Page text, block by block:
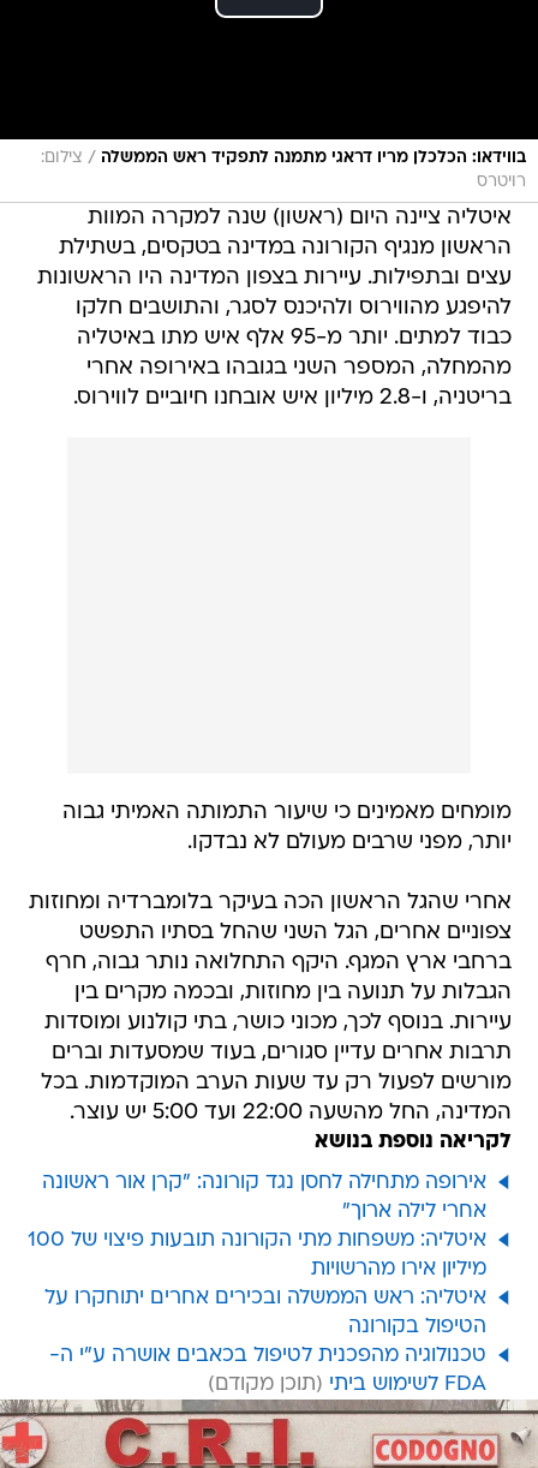
בווידאו: הכלכלן מריו דראגי מתמנה לתפקיד ראש הממשלה / צילום:
רויטרס
איטליה ציינה היום (ראשון) שנה למקרה המוות
הראשון מנגיף הקורונה במדינה בטקסים, בשתילת
עצים ובתפילות. עיירות בצפון המדינה היו הראשונות
להיפגע מהווירוס ולהיכנס לסגר, והתושבים חלקו
כבוד למתים. יותר מ-95 אלף איש מתו באיטליה
מהמחלה, המספר השני בגובהו באירופה אחרי
בריטניה, ו-2.8 מיליון איש אובחנו חיוביים לווירוס.
מומחים מאמינים כי שיעור התמותה האמיתי גבוה
יותר, מפני שרבים מעולם לא נבדקו.
אחרי שהגל הראשון הכה בעיקר בלומברדיה ומחוזות
צפוניים אחרים, הגל השני שהחל בסתיו התפשט
ברחבי ארץ המגף. היקף התחלואה נותר גבוה, חרף
הגבלות על תנועה בין מחוזות, ובכמה מקרים בין
עיירות. בנוסף לכך, מכוני כושר, בתי קולנוע ומוסדות
תרבות אחרים עדיין סגורים, בעוד שמסעדות וברים
מורשים לפעול רק עד שעות הערב המוקדמות. בכל
המדינה, החל מהשעה 22:00 ועד 5:00 יש עוצר.
לקריאה נוספת בנושא
אירופה מתחילה לחסן נגד קורונה: "קרן אור ראשונה
אחרי לילה ארוך"
איטליה: משפחות מתי הקורונה תובעות פיצוי של 100
מיליון אירו מהרשויות
איטליה: ראש הממשלה ובכירים אחרים יתוחקרו על
הטיפול בקורונה
טכנולוגיה מהפכנית לטיפול בכאבים אושרה ע"י ה-
FDA לשימוש ביתי